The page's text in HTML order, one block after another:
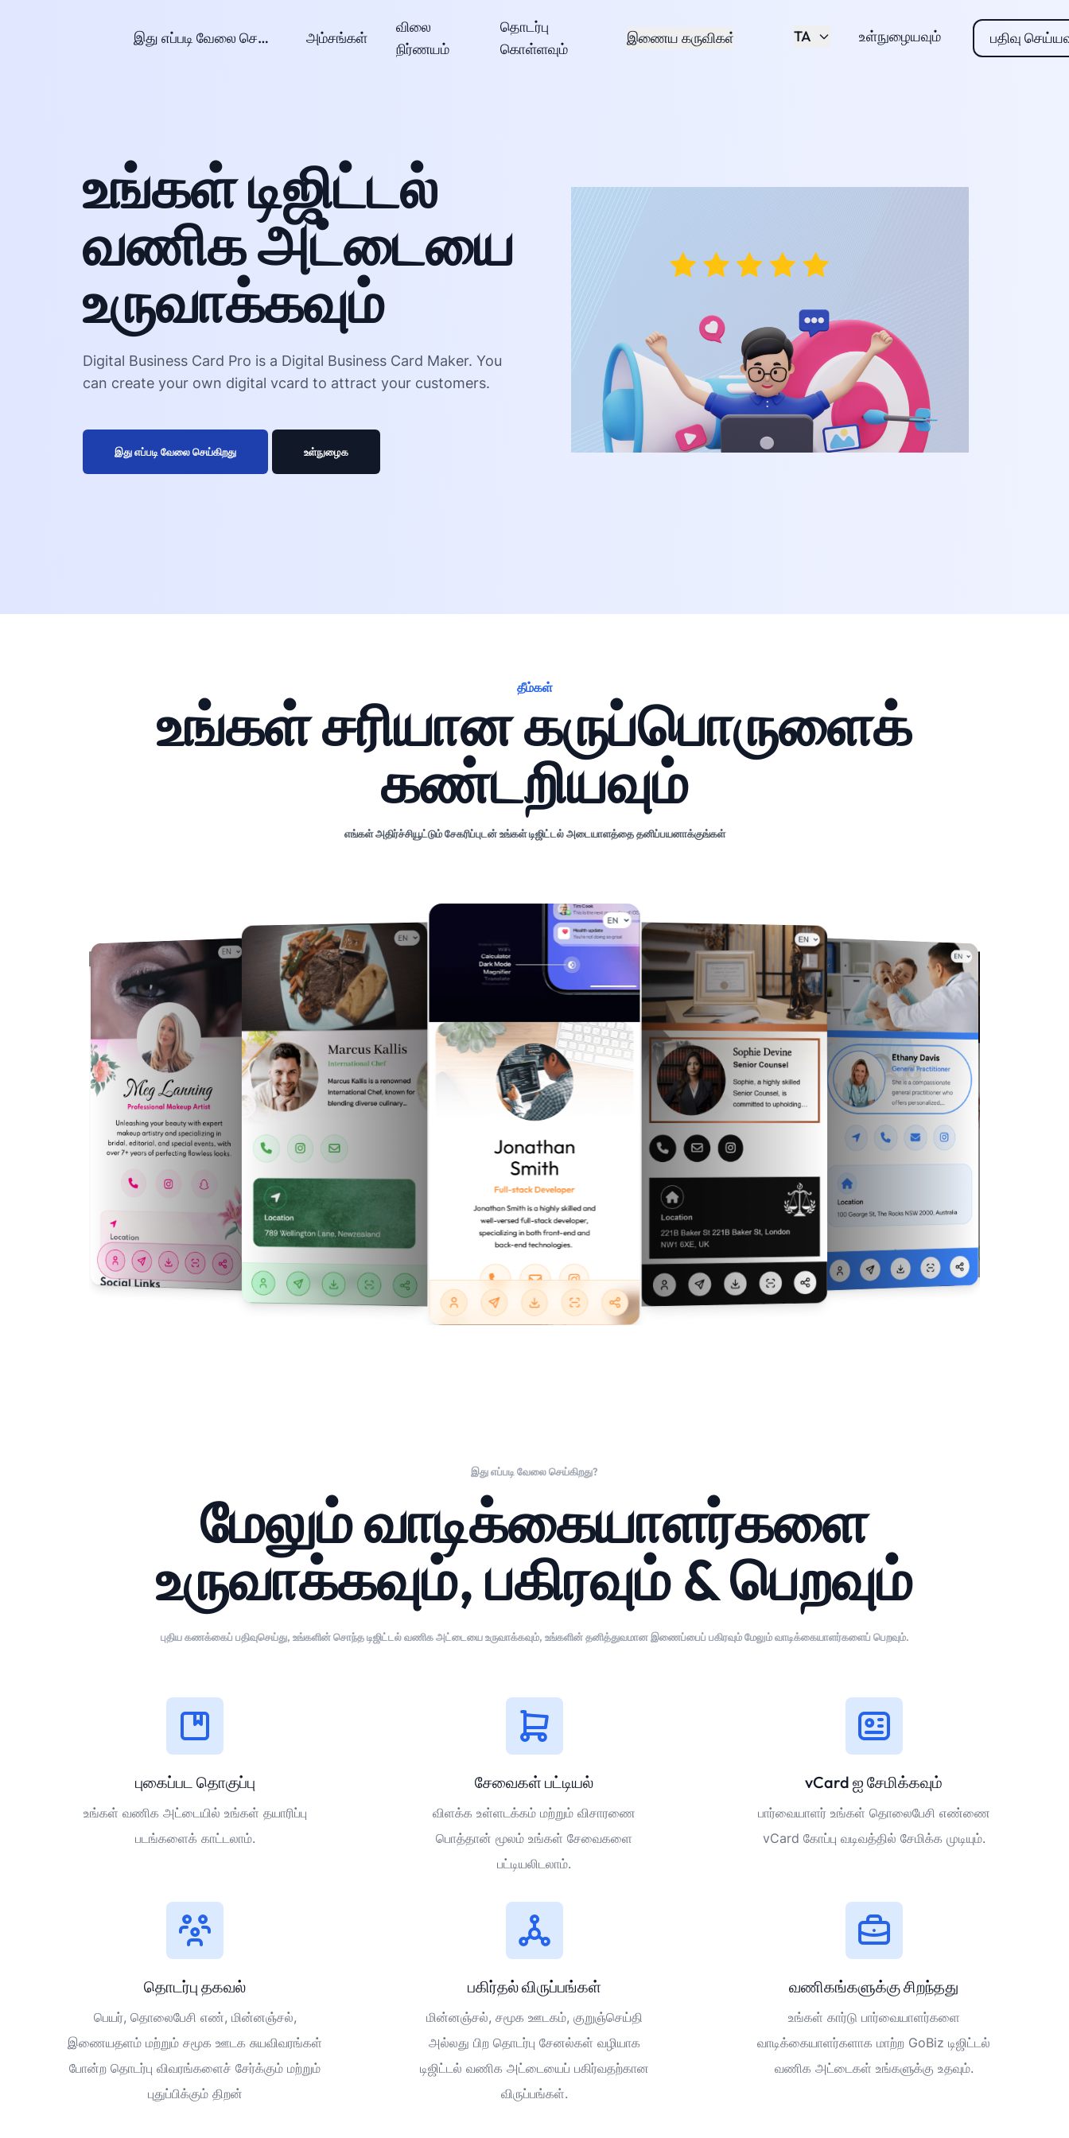
இது எப்படி வேலை செய்கிறது? அம்சங்கள்
விலை
நிர்ணயம்
தொடர்பு
கொள்ளவும்
இணைய கருவிகள் TA உள்நுழையவும் பதிவு
உங்கள் டிஜிட்டல்
வணிக அட்டையை
உருவாக்கவும்
Digital Business Card Pro is a Digital Business Card Maker. You
can create your own digital vcard to attract your customers.
இது எப்படி வேலை செய்கிறது உள்நுழைக
தீம்கள்
உங்கள் சரியான கருப்பொருளைக்
கண்டறியவும்
எங்கள் அதிர்ச்சியூட்டும் சேகரிப்புடன் உங்கள் டிஜிட்டல் அடையாளத்தை தனிப்பயனாக்குங்கள்
இது எப்படி வேலை செய்கிறது?
மேலும் வாடிக்கையாளர்களை
உருவாக்கவும், பகிரவும் & பெறவும்
புதிய கணக்கைப் பதிவுசெய்து, உங்களின் சொந்த டிஜிட்டல் வணிக அட்டையை உருவாக்கவும், உங்களின் தனித்துவமான இணைப்பைப் பகிரவும் மேலும் வாடிக்கையாளர்களைப் பெறவும்.
புகைப்பட தொகுப்பு
உங்கள் வணிக அட்டையில் உங்கள் தயாரிப்பு
படங்களைக் காட்டலாம்.
சேவைகள் பட்டியல்
விளக்க உள்ளடக்கம் மற்றும் விசாரணை
பொத்தான் மூலம் உங்கள் சேவைகளை
பட்டியலிடலாம்.
vCard ஐ சேமிக்கவும்
பார்வையாளர் உங்கள் தொலைபேசி எண்ணை
vCard கோப்பு வடிவத்தில் சேமிக்க முடியும்.
தொடர்பு தகவல்
பெயர், தொலைபேசி எண், மின்னஞ்சல்,
இணையதளம் மற்றும் சமூக ஊடக சுயவிவரங்கள்
போன்ற தொடர்பு விவரங்களைச் சேர்க்கும் மற்றும்
புதுப்பிக்கும் திறன்
பகிர்தல் விருப்பங்கள்
மின்னஞ்சல், சமூக ஊடகம், குறுஞ்செய்தி
அல்லது பிற தொடர்பு சேனல்கள் வழியாக
டிஜிட்டல் வணிக அட்டையைப் பகிர்வதற்கான
விருப்பங்கள்.
வணிகங்களுக்கு சிறந்தது
உங்கள் கார்டு பார்வையாளர்களை
வாடிக்கையாளர்களாக மாற்ற GoBiz டிஜிட்டல்
வணிக அட்டைகள் உங்களுக்கு உதவும்.